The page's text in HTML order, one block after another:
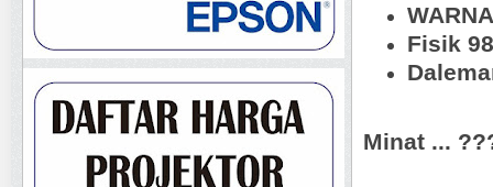
Fisik
Minat ...